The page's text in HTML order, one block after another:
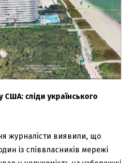
США: сліди українського
журналісти виявили, що
із співвласників мережі